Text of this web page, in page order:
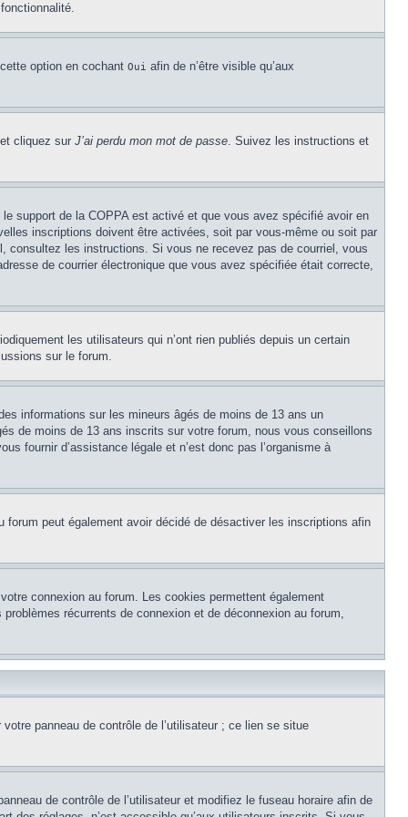
option en cochant Oui afin de n’être visible qu’aux
cliquez sur J’ai perdu mon mot de passe. Suivez les instructions et
support de la COPPA est activé et que vous avez spécifié avoir en
inscriptions doivent être activées, soit par vous-même ou soit par
consultez les instructions. Si vous ne recevez pas de courriel, vous
de courrier électronique que vous avez spécifiée était correcte,
les utilisateurs qui n’ont rien publiés depuis un certain
sur le forum.
informations sur les mineurs âgés de moins de 13 ans un
de moins de 13 ans inscrits sur votre forum, nous vous conseillons
fournir d’assistance légale et n’est donc pas l’organisme à
peut également avoir décidé de désactiver les inscriptions afin
connexion au forum. Les cookies permettent également
récurrents de connexion et de déconnexion au forum,
panneau de contrôle de l’utilisateur ; ce lien se situe
de contrôle de l’utilisateur et modifiez le fuseau horaire afin de